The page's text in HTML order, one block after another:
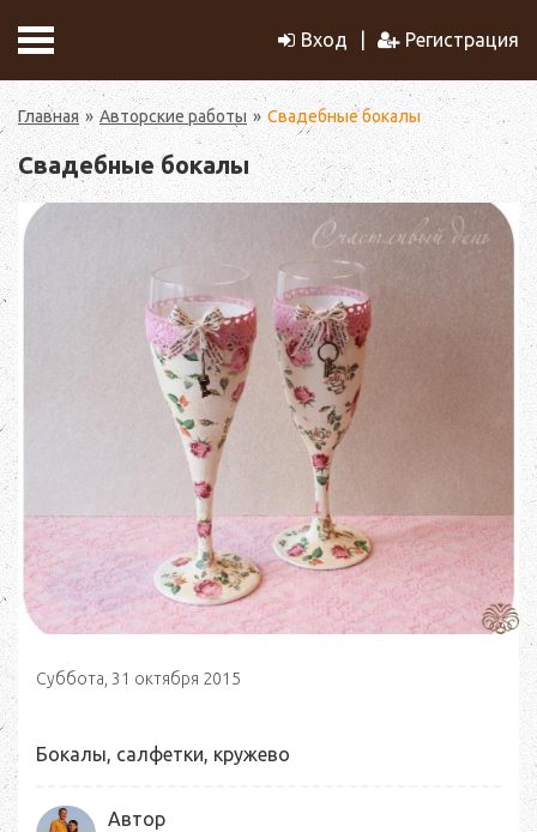
Вход Регистрация
Главная Авторские работы Свадебные бокалы
Свадебные бокалы
Суббота, 31 октября 2015
Бокалы, салфетки, кружево
Автор